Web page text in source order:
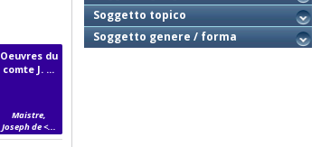
Oeuvres du
comte J. ...
Maistre,
Joseph de <...
Soggetto topico
Soggetto genere / forma